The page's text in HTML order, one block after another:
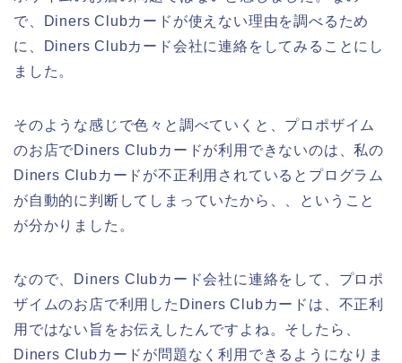
で、Diners Clubカードが使えない理由を調べるため
に、Diners Clubカード会社に連絡をしてみることにし
ました。
そのような感じで色々と調べていくと、プロポザイム
のお店でDiners Clubカードが利用できないのは、私の
Diners Clubカードが不正利用されているとプログラム
が自動的に判断してしまっていたから、、ということ
が分かりました。
なので、Diners Clubカード会社に連絡をして、プロポ
ザイムのお店で利用したDiners Clubカードは、不正利
用ではない旨をお伝えしたんですよね。そしたら、
Diners Clubカードが問題なく利用できるようになりま